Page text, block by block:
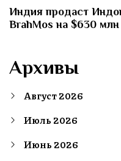
Индия продаст
BrahMos на $630 млн
Архивы
Август 2026
Июль 2026
Июнь 2026